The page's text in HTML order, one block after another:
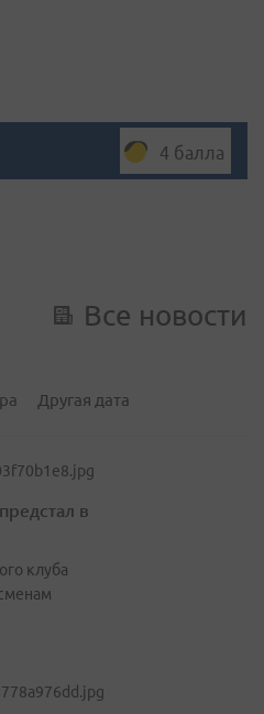
4 балла
Все новости
Другая дата
в
клуба